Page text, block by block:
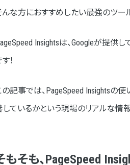
表示速度改善のための具体的な方法
PageSpeed Insightsを活用すべき3つの
んな方におすすめしたい最強のツー
Insightsは、Googleが提供
！
の記事では、PageSpeed Insightsの
しているかという現場のリアルな情
もそも、PageSpeed